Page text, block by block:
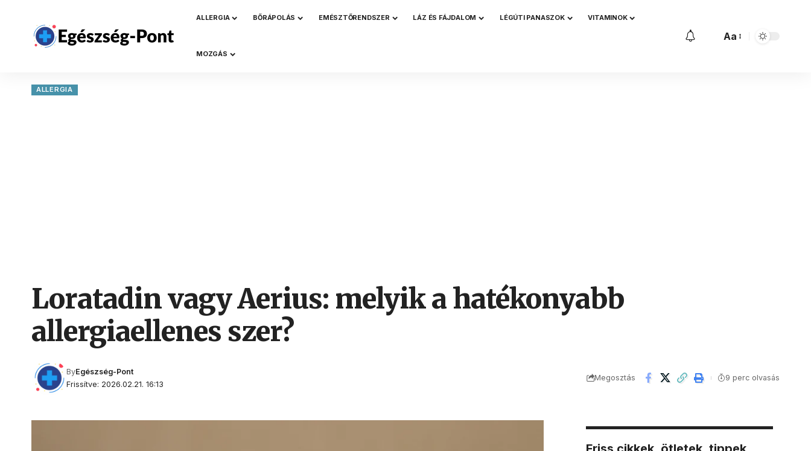
ALLERGIA BŐRÁPOLÁS EMÉSZTŐRENDSZER LÁZ ÉS FÁJDALOM LÉGÚTI PANASZOK VITAMINOK
MOZGÁS
Aa
ALLERGIA
Loratadin vagy Aerius: melyik a hatékonyabb
allergiaellenes szer?
Frissítve: 2026.02.21. 16:13
ByEgészség-Pont
Megosztás 9 perc olvasás